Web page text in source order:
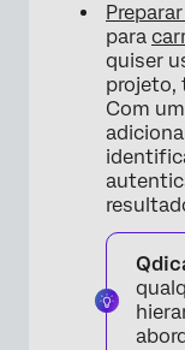
para
quiser
projeto,
Com